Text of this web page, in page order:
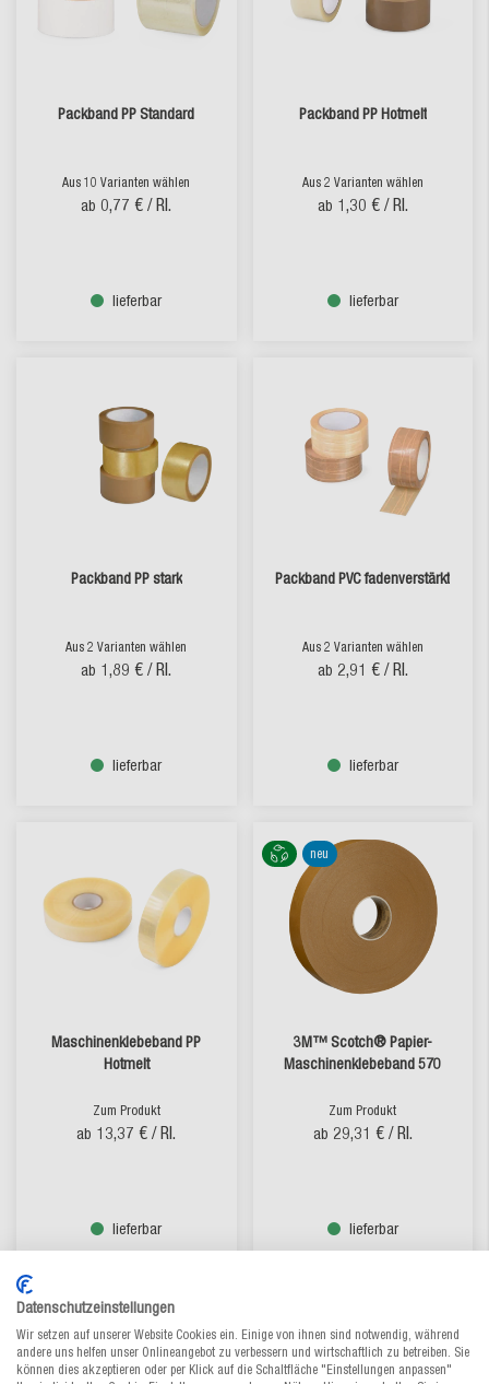
Packband PP Standard
Aus 10 Varianten wählen
ab 0,77 € / Rl.
lieferbar
Packband PP Hotmelt
Aus 2 Varianten wählen
ab 1,30 € / Rl.
lieferbar
Packband PP stark
Aus 2 Varianten wählen
ab 1,89 € / Rl.
lieferbar
Packband PVC fadenverstärkt
Aus 2 Varianten wählen
ab 2,91 € / Rl.
lieferbar
Maschinenklebeband PP
Hotmelt
Zum Produkt
ab 13,37 € / Rl.
lieferbar
neu
3M™ Scotch® Papier-
Maschinenklebeband 570
Zum Produkt
ab 29,31 € / Rl.
lieferbar
Datenschutzeinstellungen
Wir setzen auf unserer Website Cookies ein. Einige von ihnen sind notwendig, während
andere uns helfen unser Onlineangebot zu verbessern und wirtschaftlich zu betreiben. Sie
können dies akzeptieren oder per Klick auf die Schaltfläche "Einstellungen anpassen"